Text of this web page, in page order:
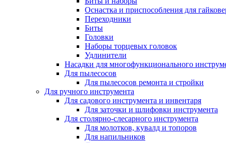
Оснастка и приспособления для
Переходники
Биты
Головки
Наборы торцевых головок
Удлинители
Насадки для многофункционального
Для пылесосов
Для пылесосов ремонта и стройки
Для ручного инструмента
Для садового инструмента и инвентаря
Для заточки и шлифовки инструмента
Для столярно-слесарного инструмента
Для молотков, кувалд и топоров
Для напильников